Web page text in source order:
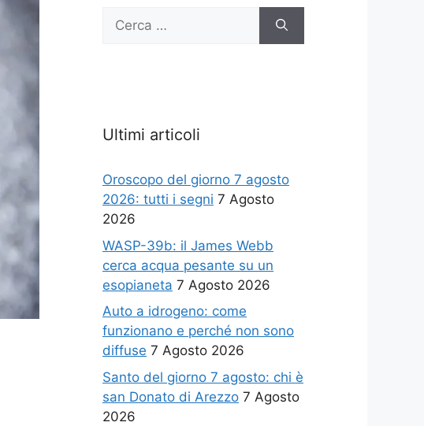
Ricerca
Ultimi articoli
Oroscopo del giorno 7 agosto
2026: tutti i segni 7 Agosto
2026
WASP-39b: il James Webb
cerca acqua pesante su un
esopianeta 7 Agosto 2026
Auto a idrogeno: come
funzionano e perché non sono
diffuse 7 Agosto 2026
Santo del giorno 7 agosto: chi è
san Donato di Arezzo 7 Agosto
2026